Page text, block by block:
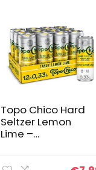
Topo Chico Hard
Seltzer Lemon
Lime –